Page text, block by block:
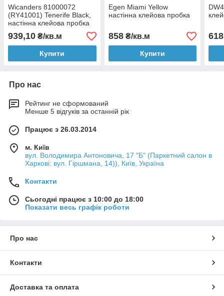
Wicanders 81000072
(RY41001) Tenerife Black,
настінна клейова пробка
Amorim Wise Dekwall
939,10 ₴/кв.м
Купити
Egen Miami Yellow
настінна клейова пробка
858₴/кв.м
Купити
618
Про нас
Рейтинг не сформований
Менше 5 відгуків за останній рік
Працює з 26.03.2014
м. Київ
вул. Володимира Антоновича, 17 "Б" (Паркетний салон в
Харкові: вул. Гіршмана, 14)), Київ, Україна
Контакти
Сьогодні працює з 10:00 до 18:00
Показати весь графік роботи
Про нас
Контакти
Доставка та оплата